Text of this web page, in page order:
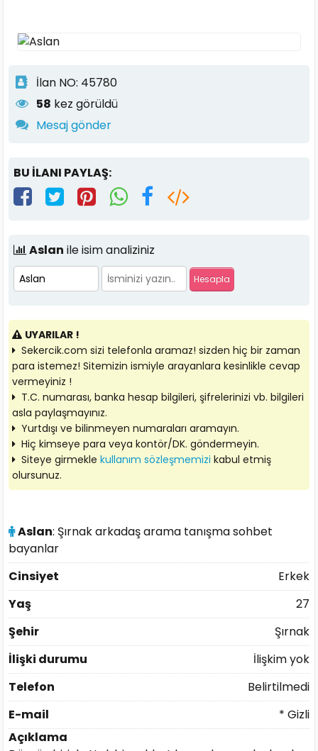
İlan NO: 45780
58 kez görüldü
Mesaj gönder
BU İLANI PAYLAŞ:
Aslan ile isim analiziniz
UYARILAR !
Sekercik.com sizi telefonla aramaz! sizden hiç bir zaman
para istemez! Sitemizin ismiyle arayanlara kesinlikle cevap
vermeyiniz !
T.C. numarası, banka hesap bilgileri, şifrelerinizi vb. bilgileri
asla paylaşmayınız.
Yurtdışı ve bilinmeyen numaraları aramayın.
Hiç kimseye para veya kontör/DK. göndermeyin.
Siteye girmeklekullanım sözleşmemizi kabul etmiş
olursunuz.
Aslan: Şırnak arkadaş arama tanışma sohbet
bayanlar
Cinsiyet
Erkek
Yaş
27
Şehir
Şırnak
İlişki durumu
İlişkim yok
Telefon
Belirtilmedi
E-mail
* Gizli
Açıklama